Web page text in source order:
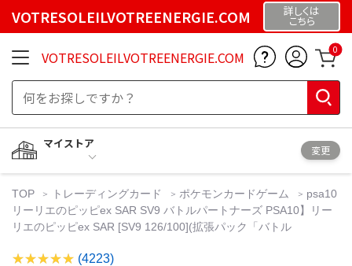
VOTRESOLEILVOTREENERGIE.COM 詳しくは
こちら
VOTRESOLEILVOTREENERGIE.COM 0
マイストア
変更
TOP トレーディングカード ポケモンカードゲーム
psa10
リーリエのピッピex SAR SV9 バトルパートナーズ PSA10】リー
リエのピッピex SAR [SV9 126/100](拡張パック「バトル
(4223)